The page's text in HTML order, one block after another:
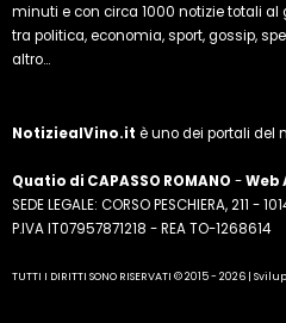
minuti e con circa 1000 notizie totali al
tra politica, economia, sport, gossip,
altro...
NotiziealVino.it è uno dei portali del
Quatio di CAPASSO ROMANO -Web
SEDE LEGALE: CORSO PESCHIERA, 211 -
P.IVA IT07957871218 - REA TO-1268614
TUTTI I DIRITTI SONO RISERVATI © 2015 - 2026 |